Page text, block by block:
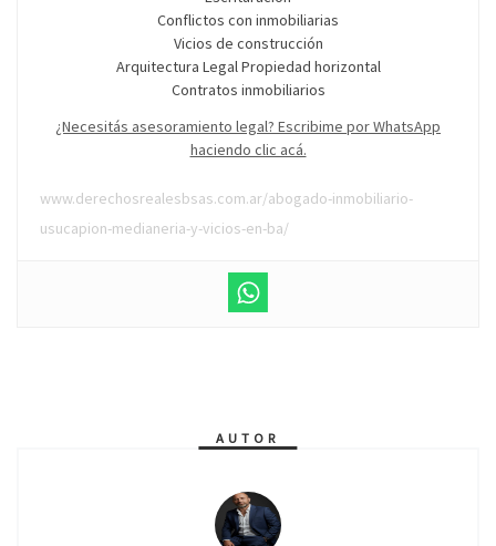
Conflictos con inmobiliarias
Vicios de construcción
Arquitectura Legal Propiedad horizontal
Contratos inmobiliarios
¿Necesitás asesoramiento legal? Escribime por WhatsApp
haciendo clic acá.
www.derechosrealesbsas.com.ar/abogado-inmobiliario-
usucapion-medianeria-y-vicios-en-ba/
AUTOR